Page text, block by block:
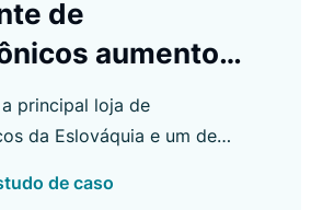
de
aumentou
de conversão
em mais
principal loja de
da Eslováquia e um de
Tcheca, eles operam sob a
de caso